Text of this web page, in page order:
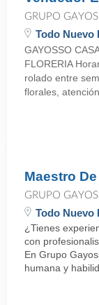
GRUPO
Todo Nuevo
GAYOSSO
FLORERIA
rolado entre
florales,
Maestro
GRUPO
Todo Nuevo
¿Tienes
con
En Grupo
humana y